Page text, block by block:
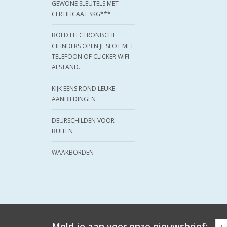
GEWONE SLEUTELS MET
CERTIFICAAT SKG***
BOLD ELECTRONISCHE
CILINDERS OPEN JE SLOT MET
TELEFOON OF CLICKER WIFI
AFSTAND.
KIJK EENS ROND LEUKE
AANBIEDINGEN
DEURSCHILDEN VOOR
BUITEN
WAAKBORDEN